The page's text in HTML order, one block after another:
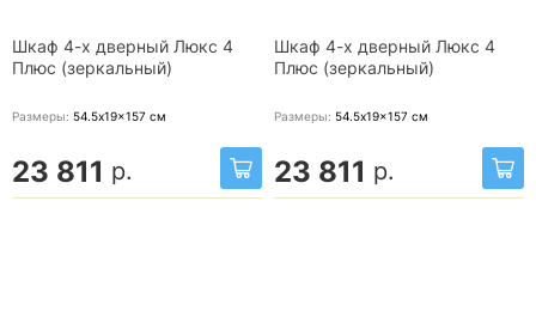
Шкаф 4-х дверный Люкс 4
Плюс (зеркальный)
Размеры: 54.5x19x157 см
23 811 р.
Шкаф 4-х дверный Люкс 4
Плюс (зеркальный)
Размеры: 54.5x19x157 см
23 811 р.